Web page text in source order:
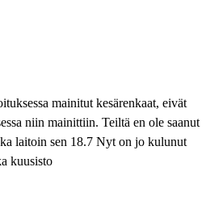
mainitut kesärenkaat, eivät
niin mainittiin. Teiltä en ole saanut
laitoin sen 18.7 Nyt on jo kulunut
kuusisto